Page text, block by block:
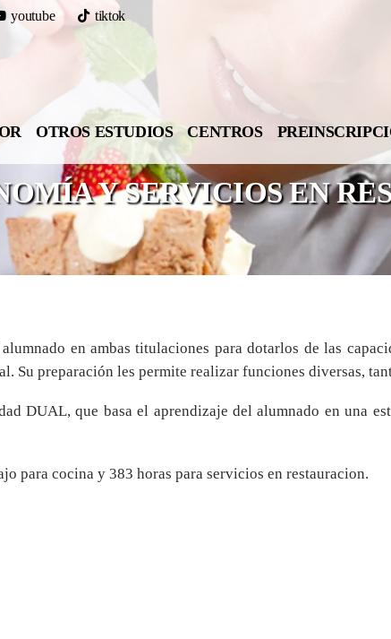
youtube tiktok
OTROS ESTUDIOS CENTROS
Y SERVICIOS EN
en ambas titulaciones para dotarlos de las
Su preparación les permite realizar funciones diversas,
DUAL, que basa el aprendizaje del alumnado en una
para cocina y 383 horas para servicios en restauracion.